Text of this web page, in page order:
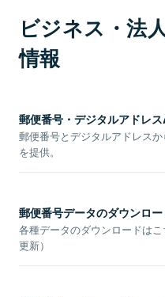
ビジネス・法
情報
郵便番号・デジタルアドレ
郵便番号とデジタルアドレス
を提供。
郵便番号データのダウンロー
各種データのダウンロードは
更新）